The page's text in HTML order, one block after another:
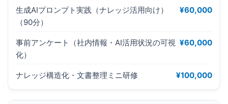
生成AIプロンプト実践（ナレッジ活用向け）
（90分）
¥60,000
事前アンケート（社内情報・AI活用状況の可視
化）
¥60,000
ナレッジ構造化・文書整理ミニ研修 ¥100,000